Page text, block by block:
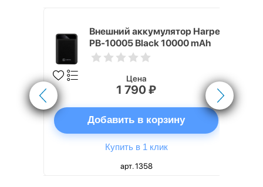
Внешний аккумулятор Harper
PB-10005 Black 10000 mAh
Цена
1 790 ₽
Добавить в корзину
Купить в 1 клик
арт. 1358